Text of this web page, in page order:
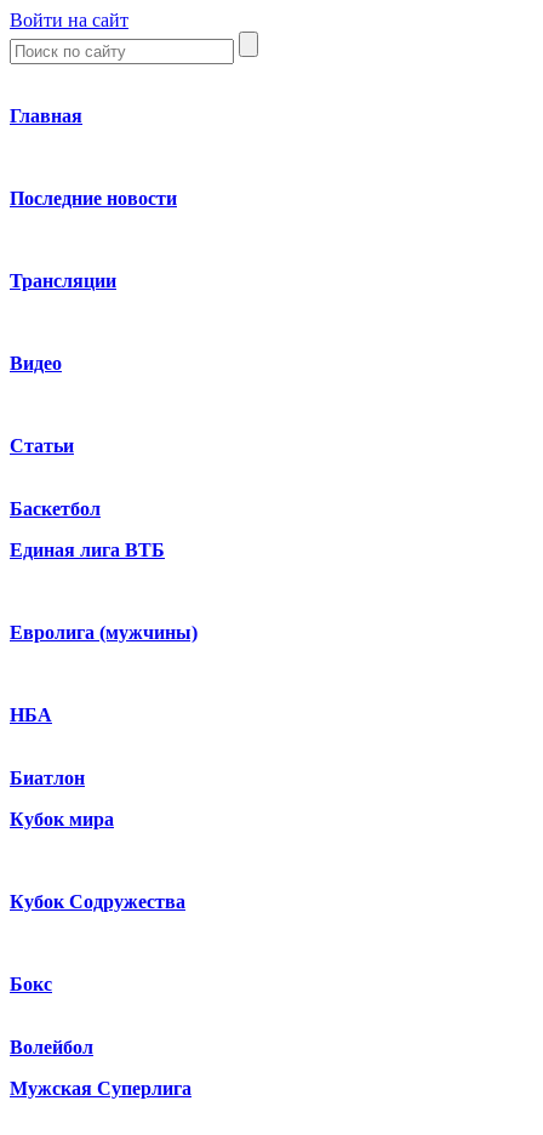
Войти на сайт
Главная
Последние новости
Трансляции
Видео
Статьи
Баскетбол
Единая лига ВТБ
Евролига (мужчины)
НБА
Биатлон
Кубок мира
Кубок Содружества
Бокс
Волейбол
Мужская Суперлига